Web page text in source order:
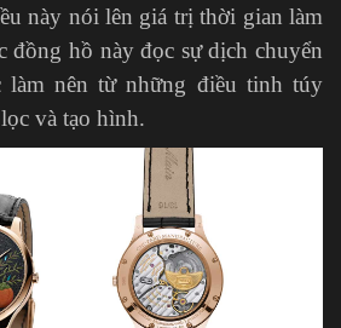
này nói lên giá trị thời gian làm
đồng hồ này đọc sự dịch chuyển
làm nên từ những điều tinh túy
và tạo hình.